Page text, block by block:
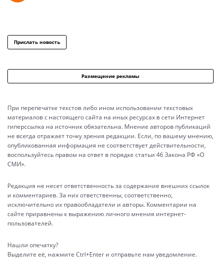
Прислать новость
Размещение рекламы
При перепечатке текстов либо ином использовании текстовых
материалов с настоящего сайта на иных ресурсах в сети Интернет
гиперссылка на источник обязательна. Мнение авторов публикаций
не всегда отражает точку зрения редакции. Если, по вашему мнению,
опубликованная информация не соответствует действительности,
воспользуйтесь правом на ответ в порядке статьи 46 Закона РФ «О
СМИ».
Редакция не несет ответственность за содержание внешних ссылок
и комментариев. За них ответственны, соответственно,
исключительно их правообладатели и авторы. Комментарии на
сайте приравнены к выражению личного мнения интернет-
пользователей.
Нашли опечатку?
Выделите её, нажмите Ctrl+Enter и отправьте нам уведомление.